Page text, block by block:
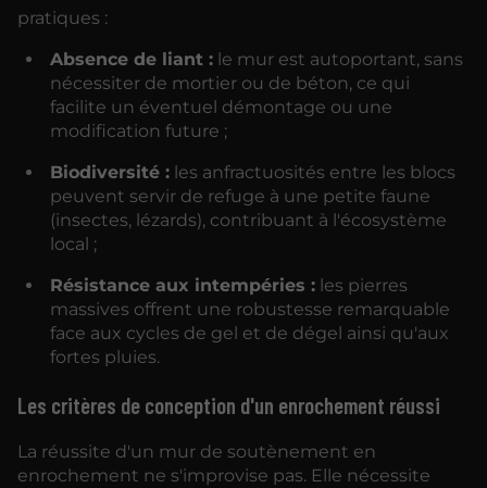
pratiques :
Absence de liant :le mur est autoportant, sans
nécessiter de mortier ou de béton, ce qui
facilite un éventuel démontage ou une
modification future ;
Biodiversité :les anfractuosités entre les blocs
peuvent servir de refuge à une petite faune
(insectes, lézards), contribuant à l'écosystème
local ;
Résistance aux intempéries :les pierres
massives offrent une robustesse remarquable
face aux cycles de gel et de dégel ainsi qu'aux
fortes pluies.
Les critères de conception d'un enrochement réussi
La réussite d'un mur de soutènement en
enrochement ne s'improvise pas. Elle nécessite